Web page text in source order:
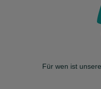
Für wen ist